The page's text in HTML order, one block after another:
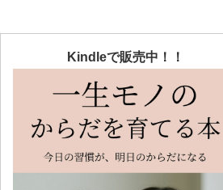
Kindleで販売中！！